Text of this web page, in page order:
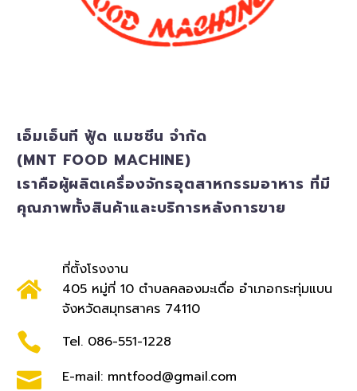
เอ็มเอ็นที ฟู้ด แมชชีน จำกัด
(MNT FOOD MACHINE)
เราคือผู้ผลิตเครื่องจักรอุตสาหกรรมอาหาร ที่มี
คุณภาพทั้งสินค้าและบริการหลังการขาย
ที่ตั้งโรงงาน
405 หมู่ที่ 10 ตำบลคลองมะเดื่อ อำเภอกระทุ่มแบน
จังหวัดสมุทรสาคร 74110
Tel. 086-551-1228
E-mail: mntfood@gmail.com